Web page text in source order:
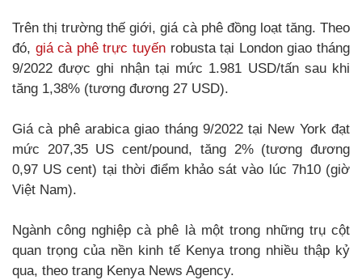
Trên thị trường thế giới, giá cà phê đồng loạt tăng. Theo
đó, giá cà phê trực tuyến robusta tại London giao tháng
9/2022 được ghi nhận tại mức 1.981 USD/tấn sau khi
tăng 1,38% (tương đương 27 USD).
Giá cà phê arabica giao tháng 9/2022 tại New York đạt
mức 207,35 US cent/pound, tăng 2% (tương đương
0,97 US cent) tại thời điểm khảo sát vào lúc 7h10 (giờ
Việt Nam).
Ngành công nghiệp cà phê là một trong những trụ cột
quan trọng của nền kinh tế Kenya trong nhiều thập kỷ
qua, theo trang Kenya News Agency.